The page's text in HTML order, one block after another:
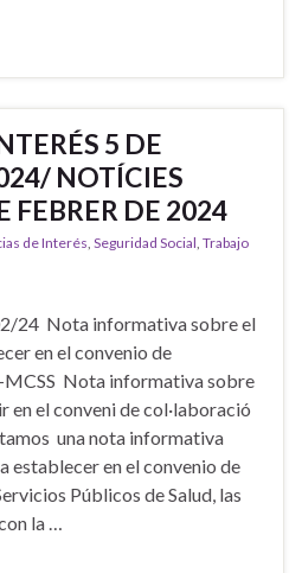
5 DE
NOTÍCIES
FEBRER DE 2024
de Interés Seguridad Social Trabajo
24 Nota informativa sobre el
en el convenio de
MCSS Nota informativa sobre
en el conveni de col·laboració
una nota informativa
establecer en el convenio de
Públicos de Salud, las
la …